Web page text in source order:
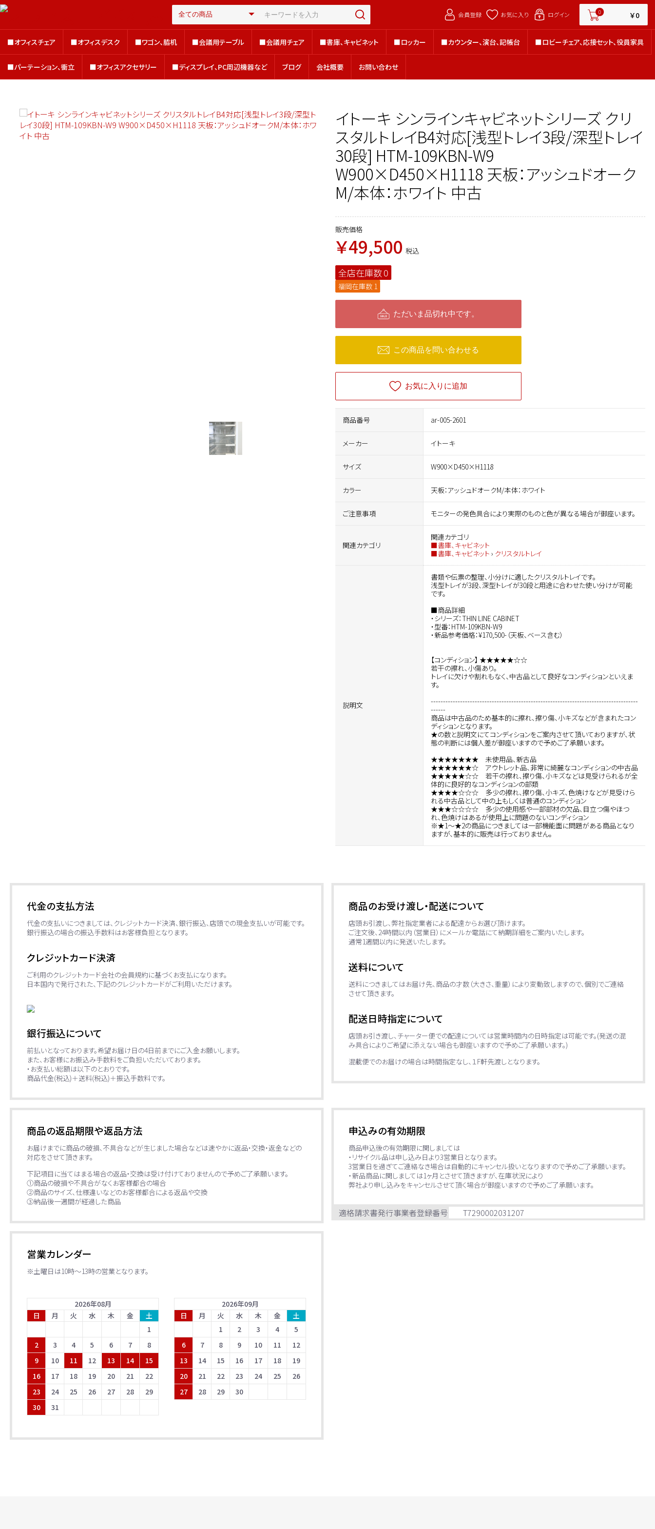
会員登録 お気に入り ログイン 0 ￥0
■オフィスチェア ■オフィスデスク ■ワゴン、脇机 ■会議用テーブル ■会議用チェア ■書庫、キャビネット ■ロッカー ■カウンター、演台、記帳台 ■ロビーチェア、応接セット、役員家具
■パーテーション、衝立 ■オフィスアクセサリー ■ディスプレイ、PC周辺機器など ブログ 会社概要 お問い合わせ
■オフィスチェア ■オフィスデスク ■ワゴン、脇机 ■会議用テーブル ■会議用チェア ■書庫、キャビネット ■ロッカー ■カウンター、演台、記帳台 ■ロビーチェア、応接セット、役員家具
■パーテーション、衝立 ■オフィスアクセサリー ■ディスプレイ、PC周辺機器など ブログ 会社概要 お問い合わせ
イトーキ シンラインキャビネットシリーズ クリ
スタルトレイB4対応[浅型トレイ3段/深型トレイ
30段] HTM-109KBN-W9
W900×D450×H1118 天板：アッシュドオーク
M/本体：ホワイト 中古
販売価格
￥49,500 税込
全店在庫数0
福岡在庫数 1
ただいま品切れ中です。
この商品を問い合わせる
お気に入りに追加
商品番号 ar-005-2601
メーカー イトーキ
サイズ W900×D450×H1118
カラー 天板：アッシュドオークM/本体：ホワイト
ご注意事項 モニターの発色具合により実際のものと色が異なる場合が御座います。
関連カテゴリ
関連カテゴリ
■書庫、キャビネット
■書庫、キャビネット › クリスタルトレイ
説明文
書類や伝票の整理、小分けに適したクリスタルトレイです。
浅型トレイが3段、深型トレイが30段と用途に合わせた使い分けが可能
です。
■商品詳細
・シリーズ：THIN LINE CABINET
・型番：HTM-109KBN-W9
・新品参考価格：¥170,500-（天板、ベース含む）
【コンディション】 ★★★★★☆☆
若干の擦れ、小傷あり。
トレイに欠けや割れもなく、中古品として良好なコンディションといえま
す。
-------------------------------------------------------------------------------------
------
商品は中古品のため基本的に擦れ、擦り傷、小キズなどが含まれたコン
ディションとなります。
★の数と説明文にてコンディションをご案内させて頂いておりますが、状
態の判断には個人差が御座いますので予めご了承願います。
★★★★★★★ 未使用品、新古品
★★★★★★☆ アウトレット品、非常に綺麗なコンディションの中古品
★★★★★☆☆ 若干の擦れ、擦り傷、小キズなどは見受けられるが全
体的に良好的なコンディションの部類
★★★★☆☆☆ 多少の擦れ、擦り傷、小キズ、色焼けなどが見受けら
れる中古品として中の上もしくは普通のコンディション
★★★☆☆☆☆ 多少の使用感や一部部材の欠品、目立つ傷やほつ
れ、色焼けはあるが使用上に問題のないコンディション
※★1～★2の商品につきましては一部機能面に問題がある商品となり
ますが、基本的に販売は行っておりません。
代金の支払方法
代金の支払いにつきましては、クレジットカード決済、銀行振込、店頭での現金支払いが可能です。
銀行振込の場合の振込手数料はお客様負担となります。
クレジットカード決済
ご利用のクレジットカード会社の会員規約に基づくお支払になります。
日本国内で発行された、下記のクレジットカードがご利用いただけます。
銀行振込について
前払いとなっております。希望お届け日の4日前までにご入金お願いします。
また、お客様にお振込み手数料をご負担いただいております。
・お支払い総額は以下のとおりです。
商品代金(税込)＋送料(税込)＋振込手数料です。
商品のお受け渡し・配送について
店頭お引渡し、弊社指定業者による配達からお選び頂けます。
ご注文後、24時間以内（営業日）にメールか電話にて納期詳細をご案内いたします。
通常1週間以内に発送いたします。
送料について
送料につきましてはお届け先、商品の才数（大きさ、重量）により変動致しますので、個別でご連絡
させて頂きます。
配送日時指定について
店頭お引き渡し、チャーター便での配達については営業時間内の日時指定は可能です。(発送の混
み具合によりご希望に添えない場合も御座いますので予めご了承願います。)
混載便でのお届けの場合は時間指定なし、１F軒先渡しとなります。
商品の返品期限や返品方法
お届けまでに商品の破損、不具合などが生じました場合などは速やかに返品・交換・返金などの
対応をさせて頂きます。
下記項目に当てはまる場合の返品・交換は受け付けておりませんので予めご了承願います。
①商品の破損や不具合がなくお客様都合の場合
②商品のサイズ、仕様違いなどのお客様都合による返品や交換
③納品後一週間が経過した商品
申込みの有効期限
商品申込後の有効期限に関しましては
・リサイクル品は申し込み日より3営業日となります。
3営業日を過ぎてご連絡なき場合は自動的にキャンセル扱いとなりますので予めご了承願います。
・新品商品に関しましては1ヶ月とさせて頂きますが、在庫状況により
弊社より申し込みをキャンセルさせて頂く場合が御座いますので予めご了承願います。
適格請求書発行事業者登録番号 T7290002031207
営業カレンダー
※土曜日は10時～13時の営業となります。
2026年08月
日
月 火 水 木 金
土
1
2
3 4 5 6 7
8
9
10 11 12 13 14
15
16
17 18 19 20 21
22
23
24 25 26 27 28
29
30
31
2026年09月
日
月 火 水 木 金
土
1
2 3 4
5
6
7 8 9 10 11
12
13
14 15 16 17 18
19
20
21 22 23 24 25
26
27
28 29 30